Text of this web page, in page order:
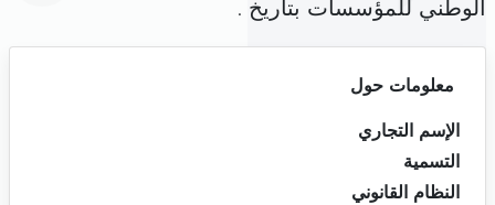
الوطني للمؤسسات بتاريخ .
معلومات حول
الإسم التجاري
التسمية
النظام القانوني